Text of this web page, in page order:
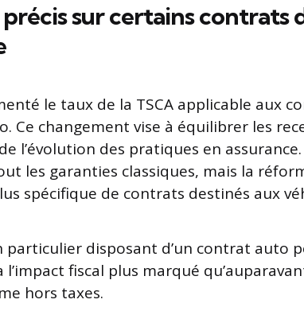
sur certains contrats
le taux de la TSCA applicable aux
Ce changement vise à équilibrer les
l’évolution des pratiques en
les garanties classiques, mais la
spécifique de contrats destinés aux
particulier disposant d’un contrat auto
fiscal plus marqué
hors taxes.